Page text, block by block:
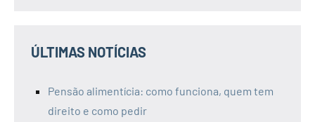
ÚLTIMAS NOTÍCIAS
Pensão alimentícia: como funciona, quem tem
direito e como pedir